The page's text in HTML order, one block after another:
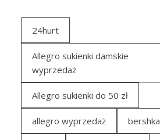
24hurt
Allegro sukienki damskie
wyprzedaż
Allegro sukienki do 50 zł
allegro wyprzedaż bershka